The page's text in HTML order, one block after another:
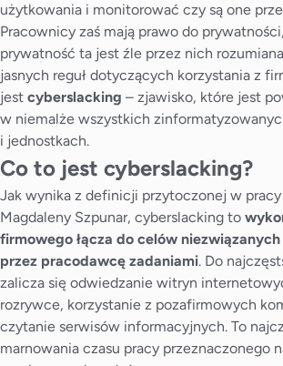
użytkowania i monitorować czy są one
Pracownicy zaś mają prawo do
prywatność ta jest źle przez nich
jasnych reguł dotyczących korzystania z
jest cyberslacking – zjawisko, które jest
w niemalże wszystkich
i jednostkach.
Co to jest cyberslacking?
Jak wynika z definicji przytoczonej w
Magdaleny Szpunar, cyberslacking to
firmowego łącza do celów
przez pracodawcę zadaniami. Do
zalicza się odwiedzanie witryn
rozrywce, korzystanie z pozafirmowych
czytanie serwisów informacyjnych. To
marnowania czasu pracy przeznaczonego